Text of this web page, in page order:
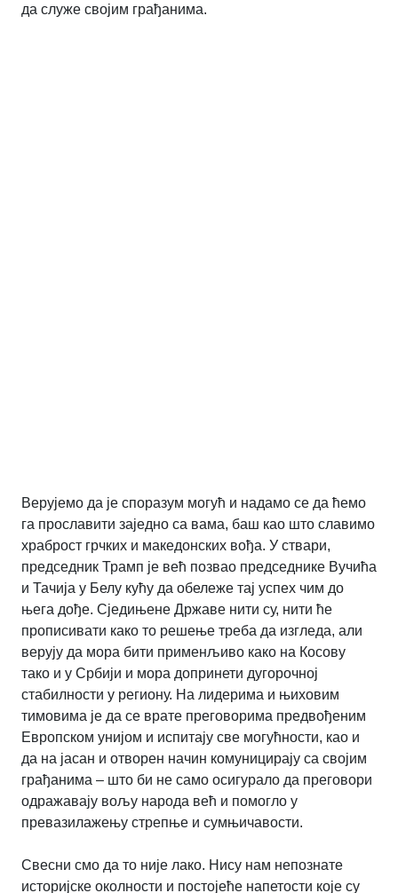
да служе својим грађанима.
Верујемо да је споразум могућ и надамо се да ћемо
га прославити заједно са вама, баш као што славимо
храброст грчких и македонских вођа. У ствари,
председник Трамп је већ позвао председнике Вучића
и Тачија у Белу кућу да обележе тај успех чим до
њега дође. Сједињене Државе нити су, нити ће
прописивати како то решење треба да изгледа, али
верују да мора бити применљиво како на Косову
тако и у Србији и мора допринети дугорочној
стабилности у региону. На лидерима и њиховим
тимовима је да се врате преговорима предвођеним
Европском унијом и испитају све могућности, као и
да на јасан и отворен начин комуницирају са својим
грађанима – што би не само осигурало да преговори
одражавају вољу народа већ и помогло у
превазилажењу стрепње и сумњичавости.
Свесни смо да то није лако. Нису нам непознате
историјске околности и постојеће напетости које су